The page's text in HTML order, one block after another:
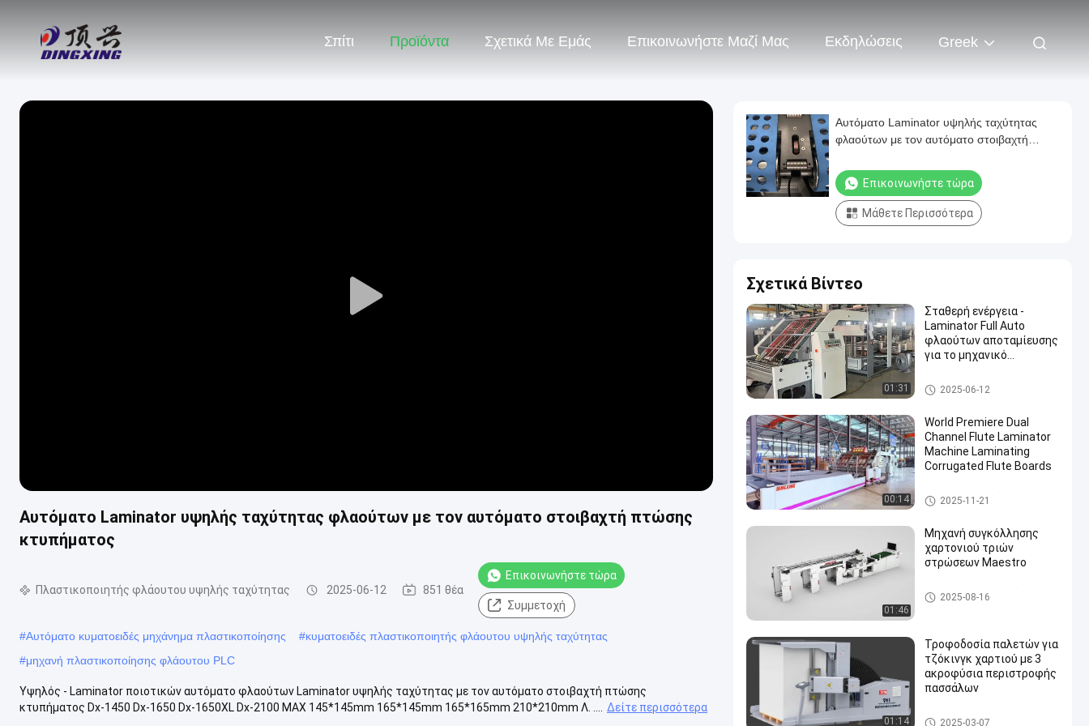
Σπίτι Προϊόντα Σχετικά Με Εμάς Επικοινωνήστε Μαζί Μας Εκδηλώσεις Greek
Play
Αυτόματο Laminator υψηλής ταχύτητας φλαούτων με τον αυτόματο στοιβαχτή πτώσης
κτυπήματος
Πλαστικοποιητής φλάουτου υψηλής ταχύτητας 2025-06-12 851 θέα
Επικοινωνήστε τώρα
Συμμετοχή
#Αυτόματο κυματοειδές μηχάνημα πλαστικοποίησης #κυματοειδές πλαστικοποιητής φλάουτου υψηλής ταχύτητας
#μηχανή πλαστικοποίησης φλάουτου PLC
Υψηλός - Laminator ποιοτικών αυτόματο φλαούτων Laminator υψηλής ταχύτητας με τον αυτόματο στοιβαχτή πτώσης
κτυπήματος Dx-1450 Dx-1650 Dx-1650XL Dx-2100 MAX 145*145mm 165*145mm 165*165mm 210*210mm Λ. ....
Δείτε περισσότερα
Αυτόματο Laminator υψηλής ταχύτητας
φλαούτων με τον αυτόματο στοιβαχτή
Επικοινωνήστε τώρα
Μάθετε Περισσότερα
Σχετικά Βίντεο
01:31
Σταθερή ενέργεια -
Laminator Full Auto
φλαούτων αποταμίευσης
για το μηχανικό
Πλαστικοποιητής φλάουτου
υψηλής ταχύτητας
2025-06-12
00:14
World Premiere Dual
Channel Flute Laminator
Machine Laminating
Corrugated Flute Boards
Laminator φλαούτων μηχανή
2025-11-21
01:46
Μηχανή συγκόλλησης
χαρτονιού τριών
στρώσεων Maestro
Laminator χαρτονιού
2025-08-16
01:14
Τροφοδοσία παλετών για
τζόκινγκ χαρτιού με 3
ακροφύσια περιστροφής
πασσάλων
Μηχάνημα Turner πασσάλων
2025-03-07